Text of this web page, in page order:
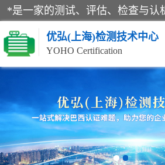
优弘(上海)检测技术中心
YOHO Certification
RECYCLASS认证
NR12认证
ART认证 巴